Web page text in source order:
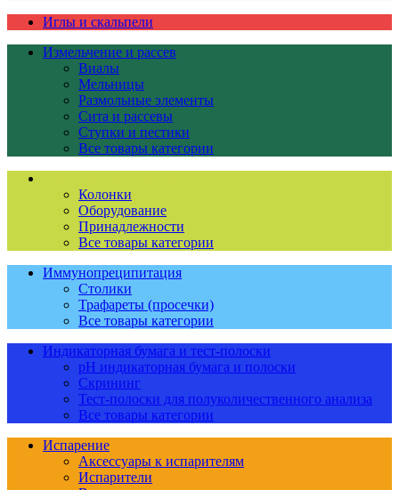
Иглы и скальпели
Измельчение и рассев
Виалы
Мельницы
Размольные элементы
Сита и рассевы
Ступки и пестики
Все товары категории
Колонки
Оборудование
Принадлежности
Все товары категории
Иммунопреципитация
Столики
Трафареты (просечки)
Все товары категории
Индикаторная бумага и тест-полоски
pH индикаторная бумага и полоски
Скрининг
Тест-полоски для полуколичественного анализа
Все товары категории
Испарение
Аксессуары к испарителям
Испарители